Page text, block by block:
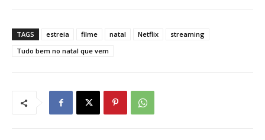
TAGS estreia filme natal Netflix
streaming
Tudo bem no natal que vem